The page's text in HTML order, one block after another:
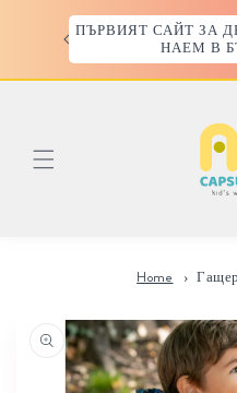
съдържанието
ПЪРВИЯТ САЙТ ЗА
НАЕМ В
Home
Прескочи към
информацията
за продукта